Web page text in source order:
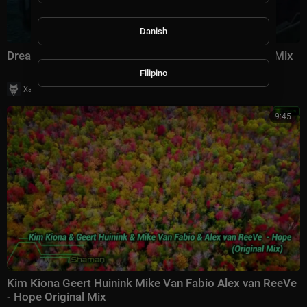
Dreamseekers Kim Kiona - Bringer Of Light Original Mix
Хаус Рычалкин | 65 просмотры
9:45
Kim Kiona Geert Huinink Mike Van Fabio Alex van ReeVe
- Hope Original Mix
Danish
Filipino